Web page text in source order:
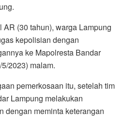
(30 tahun), warga Lampung
kepolisian dengan
ke Mapolresta Bandar
2023) malam.
pemerkosaan itu, setelah tim
Lampung melakukan
dengan meminta keterangan